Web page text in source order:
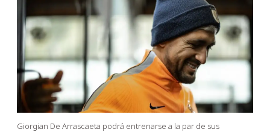
Giorgian De Arrascaeta podrá entrenarse a la par de sus